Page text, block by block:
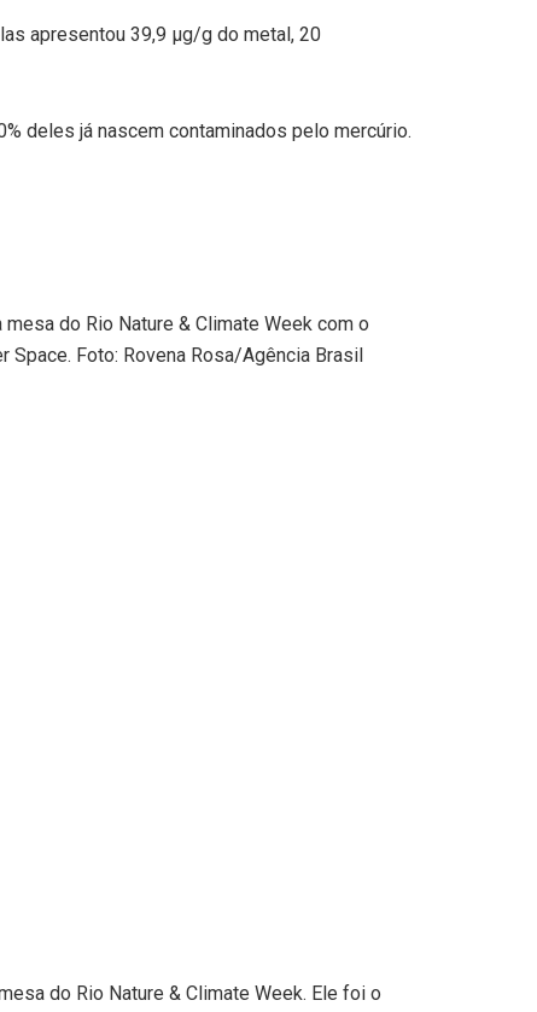
apresentou 39,9 µg/g do metal, 20
deles já nascem contaminados pelo mercúrio.
do Rio Nature & Climate Week. Ele foi o